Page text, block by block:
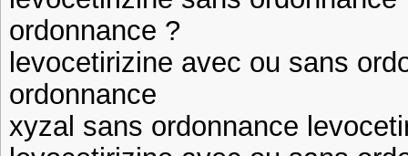
ordonnance ?
levocetirizine avec ou sans
ordonnance
xyzal sans ordonnance